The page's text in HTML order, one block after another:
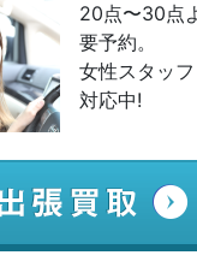
20点〜30点
要予約。
女性スタッフ
対応中!